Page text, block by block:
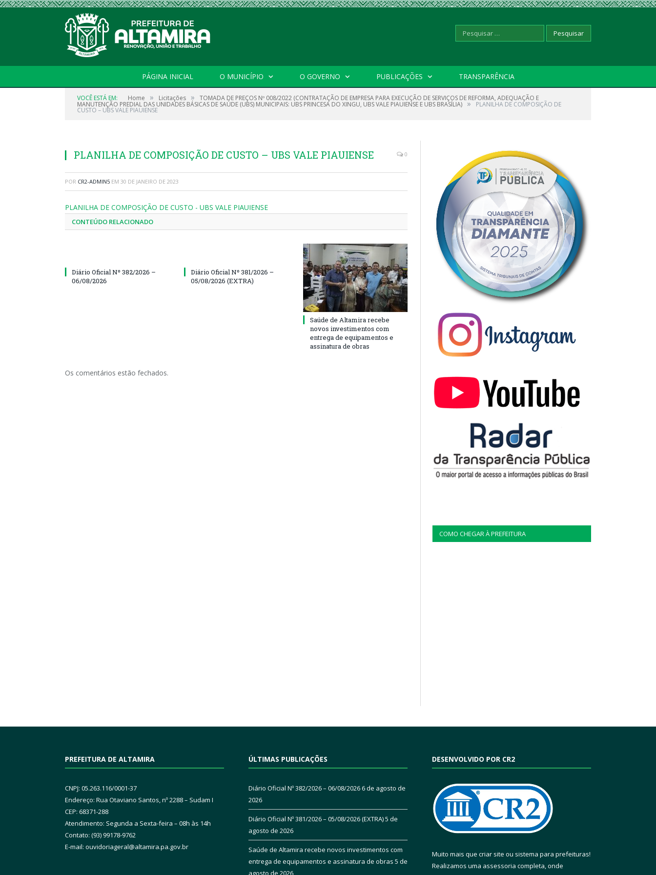
Pesquisar
por:
PÁGINA INICIAL O MUNICÍPIO O GOVERNO PUBLICAÇÕES TRANSPARÊNCIA
VOCÊ ESTÁ EM: Home » Licitações » TOMADA DE PREÇOS Nº 008/2022 (CONTRATAÇÃO DE EMPRESA PARA EXECUÇÃO DE SERVIÇOS DE REFORMA, ADEQUAÇÃO E
MANUTENÇÃO PREDIAL DAS UNIDADES BÁSICAS DE SAÚDE (UBS) MUNICIPAIS: UBS PRINCESA DO XINGU, UBS VALE PIAUIENSE E UBS BRASÍLIA) » PLANILHA DE COMPOSIÇÃO DE
CUSTO – UBS VALE PIAUIENSE
PLANILHA DE COMPOSIÇÃO DE CUSTO – UBS VALE PIAUIENSE 0
POR CR2-ADMIN5 EM 30 DE JANEIRO DE 2023
PLANILHA DE COMPOSIÇÃO DE CUSTO - UBS VALE PIAUIENSE
CONTEÚDO RELACIONADO
Diário Oficial Nº 382/2026 –
06/08/2026
Diário Oficial Nº 381/2026 –
05/08/2026 (EXTRA)
Saúde de Altamira recebe
novos investimentos com
entrega de equipamentos e
assinatura de obras
Os comentários estão fechados.
COMO CHEGAR À PREFEITURA
PREFEITURA DE ALTAMIRA
CNPJ: 05.263.116/0001-37
Endereço: Rua Otaviano Santos, nº 2288 – Sudam I
CEP: 68371-288
Atendimento: Segunda a Sexta-feira – 08h às 14h
Contato: (93) 99178-9762
E-mail: ouvidoriageral@altamira.pa.gov.br
ÚLTIMAS PUBLICAÇÕES
Diário Oficial Nº 382/2026 – 06/08/20266 de agosto de
2026
Diário Oficial Nº 381/2026 – 05/08/2026 (EXTRA)5 de
agosto de 2026
Saúde de Altamira recebe novos investimentos com
entrega de equipamentos e assinatura de obras 5 de
agosto de 2026
DESENVOLVIDO POR CR2
Muito mais que criar site ou sistema para prefeituras!
Realizamos uma assessoria completa, onde